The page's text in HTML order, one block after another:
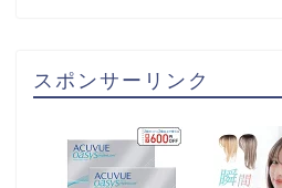
スポンサーリンク